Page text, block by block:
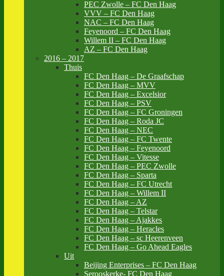
PEC Zwolle – FC Den Haag
VVV – FC Den Haag
NAC – FC Den Haag
Feyenoord – FC Den Haag
Willem II – FC Den Haag
AZ – FC Den Haag
2016 – 2017
Thuis
FC Den Haag – De Graafschap
FC Den Haag – MVV
FC Den Haag – Excelsior
FC Den Haag – PSV
FC Den Haag – FC Groningen
FC Den Haag – Roda JC
FC Den Haag – NEC
FC Den Haag – FC Twente
FC Den Haag – Feyenoord
FC Den Haag – Vitesse
FC Den Haag – PEC Zwolle
FC Den Haag – Sparta
FC Den Haag – FC Utrecht
FC Den Haag – Willem II
FC Den Haag – AZ
FC Den Haag – Telstar
FC Den Haag – Ajakkes
FC Den Haag – Heracles
FC Den Haag – sc Heerenveen
FC Den Haag – Go Ahead Eagles
Uit
Beijing Enterprises – FC Den Haag
Serooskerke- FC Den Haag